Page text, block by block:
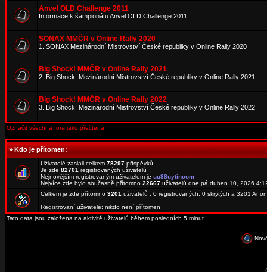
Anvel OLD Challenge 2011
Informace k šampionátu Anvel OLD Challenge 2011
SONAX MMČR v Online Rally 2020
1. SONAX Mezinárodní Mistrovství České republiky v Online Rally 2020
Big Shock! MMČR v Online Rally 2021
2. Big Shock! Mezinárodní Mistrovství České republiky v Online Rally 2021
Big Shock! MMČR v Online Rally 2022
3. Big Shock! Mezinárodní Mistrovství České republiky v Online Rally 2022
Označit všechna fóra jako přečtená
»Kdo je přítomen:
Uživatelé zaslali celkem 78297 příspěvků
Je zde 82701 registrovaných uživatelů
Nejnovějším registrovaným uživatelem je uu88uytincom
Nejvíce zde bylo současně přítomno 22667 uživatelů dne pá duben 10, 2026
Celkem je zde přítomno 3201 uživatelů : 0 registrovaných, 0 skrytých a 3201
Registrovaní uživatelé: nikdo není přítomen
Tato data jsou založena na aktivitě uživatelů během posledních 5 minut